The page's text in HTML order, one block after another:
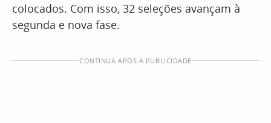
colocados. Com isso, 32 seleções avançam à
segunda e nova fase.
CONTINUA APÓS A PUBLICIDADE